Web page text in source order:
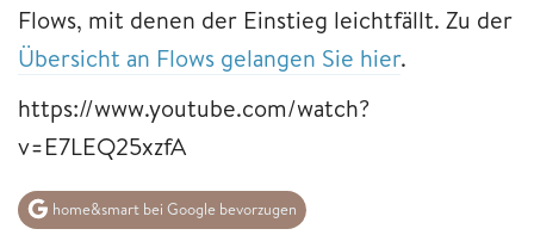
Flows, mit denen der Einstieg leichtfällt. Zu der
Übersicht an Flows gelangen Sie hier.
https://www.youtube.com/watch?
v=E7LEQ25xzfA
home&smart bei Google bevorzugen